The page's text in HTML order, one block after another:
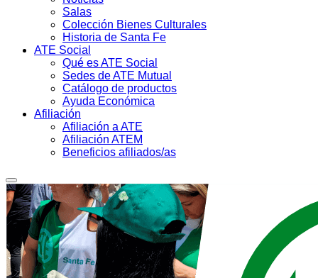
Salas
Colección Bienes Culturales
Historia de Santa Fe
ATE Social
Qué es ATE Social
Sedes de ATE Mutual
Catálogo de productos
Ayuda Económica
Afiliación
Afiliación a ATE
Afiliación ATEM
Beneficios afiliados/as